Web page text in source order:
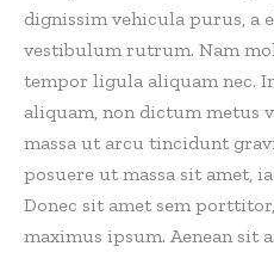
dignissim vehicula purus, a
vestibulum rutrum. Nam
tempor ligula aliquam nec.
aliquam, non dictum metus
massa ut arcu tincidunt
posuere ut massa sit amet,
Donec sit amet sem
maximus ipsum. Aenean sit